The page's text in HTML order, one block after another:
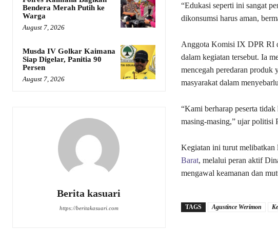
Bendera Merah Putih ke
Warga
August 7, 2026
Musda IV Golkar Kaimana
Siap Digelar, Panitia 90
Persen
August 7, 2026
Berita kasuari
https://beritakasuari.com
“Edukasi seperti ini sangat
dikonsumsi harus aman,
Anggota Komisi IX DPR RI
dalam kegiatan tersebut. Ia
mencegah peredaran produk
masyarakat dalam
“Kami berharap peserta
masing-masing,” ujar politisi
Kegiatan ini turut melibatkan
Barat, melalui peran aktif
mengawal keamanan dan
TAGS Agustince Werimon